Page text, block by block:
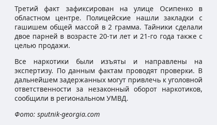
Третий факт зафиксирован на улице Осипенко в
областном центре. Полицейские нашли закладки с
гашишем общей массой в 2 грамма. Тайники сделали
двое парней в возрасте 20-ти лет и 21-го года также с
целью продажи.
Все наркотики были изъяты и направлены на
экспертизу. По данным фактам проводят проверки. В
дальнейшем задержанных могут привлечь к уголовной
ответственности за незаконный оборот наркотиков,
сообщили в региональном УМВД.
Фото: sputnik-georgia.com